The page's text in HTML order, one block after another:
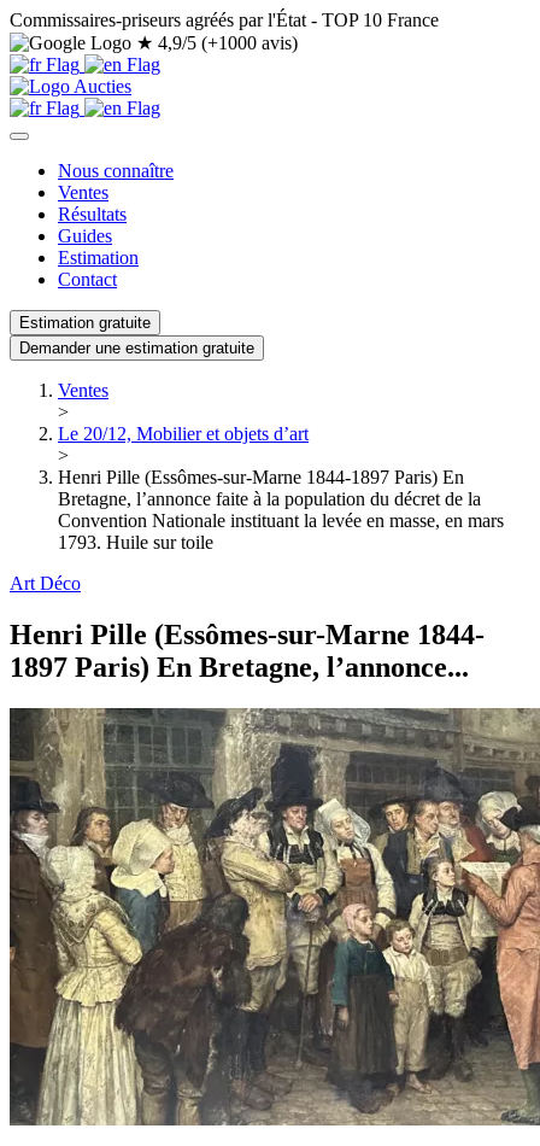
Commissaires-priseurs agréés par l'État - TOP 10 France
★ 4,9/5 (+1000 avis)
Nous connaître
Ventes
Résultats
Guides
Estimation
Contact
Estimation gratuite
Demander une estimation gratuite
Ventes
>
Le 20/12, Mobilier et objets d’art
>
Henri Pille (Essômes-sur-Marne 1844-1897 Paris) En
Bretagne, l’annonce faite à la population du décret de la
Convention Nationale instituant la levée en masse, en mars
1793. Huile sur toile
Art Déco
Henri Pille (Essômes-sur-Marne 1844-
1897 Paris) En Bretagne, l’annonce...